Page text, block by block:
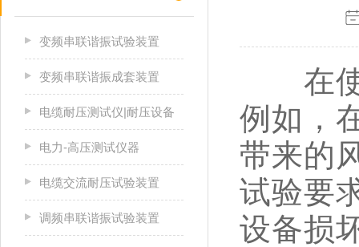
变频串联谐振试验装置
变频串联谐振成套装置
电缆耐压测试仪|耐压设备
电力-高压测试仪器
电缆交流耐压试验装置
调频串联谐振试验装置
在
例如，
带来的
试验要
设备损